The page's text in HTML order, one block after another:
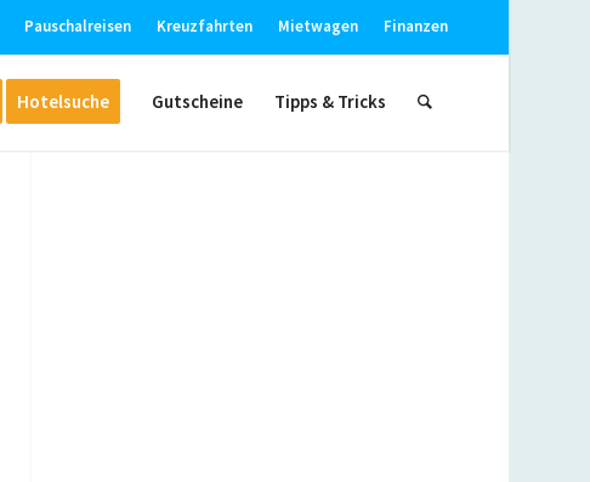
Pauschalreisen Kreuzfahrten Mietwagen Finanzen
Hotelsuche Gutscheine Tipps & Tricks